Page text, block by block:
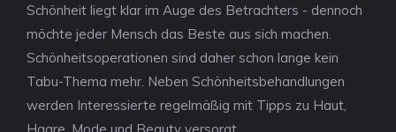
Schönheit liegt klar im Auge des Betrachters - dennoch
möchte jeder Mensch das Beste aus sich machen.
Schönheitsoperationen sind daher schon lange kein
Tabu-Thema mehr. Neben Schönheitsbehandlungen
werden Interessierte regelmäßig mit Tipps zu Haut,